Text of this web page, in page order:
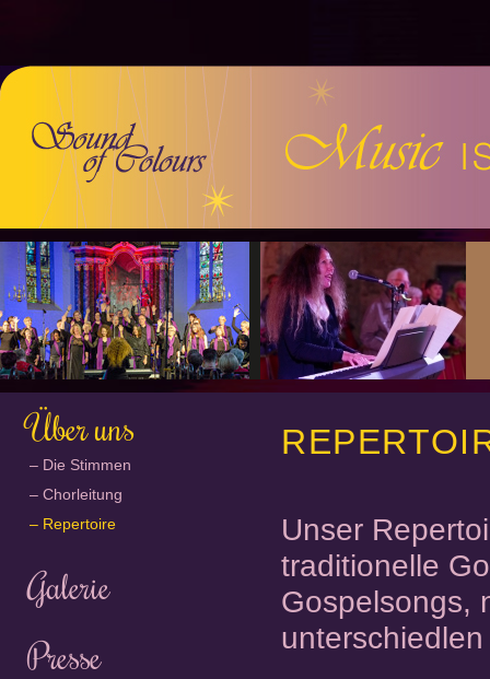
Über uns
Die Stimmen
Chorleitung
Repertoire
Galerie
Presse
Unser
traditionelle
Gospelsongs,